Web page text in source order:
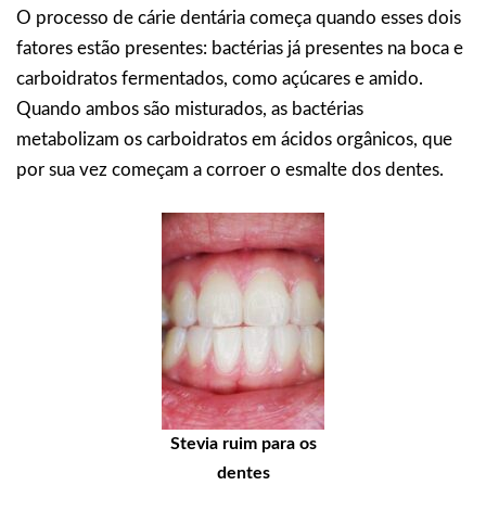
O processo de cárie dentária começa quando esses dois
fatores estão presentes: bactérias já presentes na boca e
carboidratos fermentados, como açúcares e amido.
Quando ambos são misturados, as bactérias
metabolizam os carboidratos em ácidos orgânicos, que
por sua vez começam a corroer o esmalte dos dentes.
Stevia ruim para os
dentes